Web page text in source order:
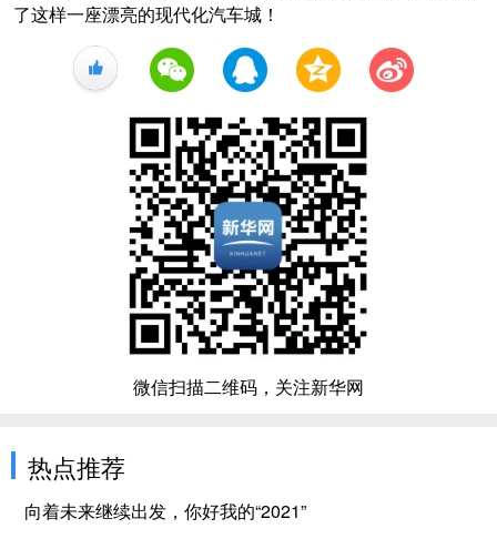
了这样一座漂亮的现代化汽车城！
+1
微信扫描二维码，关注新华网
热点推荐
向着未来继续出发，你好我的“2021”